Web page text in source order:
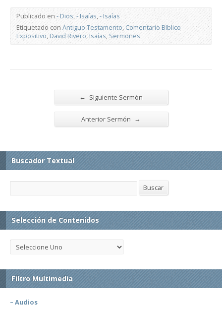
Publicado en- Dios,- Isaías,- Isaías
Etiquetado conAntiguo Testamento,Comentario Bíblico
Expositivo,David Rivero,Isaías,Sermones
← Siguiente Sermón
Anterior Sermón →
Buscador Textual
Buscar
Selección de Contenidos
Filtro Multimedia
– Audios